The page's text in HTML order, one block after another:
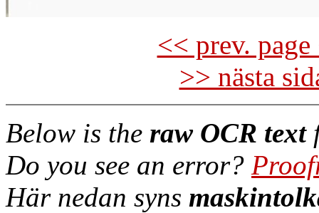
<< prev.
>> nästa
Below is the raw OCR text
Do you see an error?
Här nedan syns